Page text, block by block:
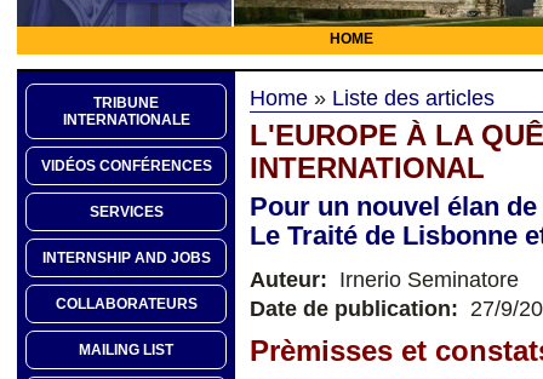
HOME
TRIBUNE
INTERNATIONALE
VIDÉOS CONFÉRENCES
SERVICES
INTERNSHIP AND JOBS
COLLABORATEURS
MAILING LIST
Home » Liste des articles
L'EUROPE À LA
INTERNATIONAL
Pour un nouvel élan
Le Traité de Lisbonne
Auteur: Irnerio Seminatore
Date de publication: 27/9/
Prèmisses et